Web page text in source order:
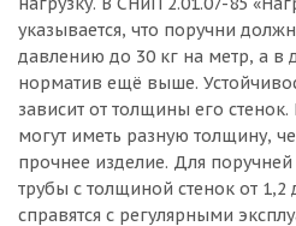
указывается, что поручни
давлению до 30 кг на метр, а в
норматив ещё выше.
зависит от толщины его
могут иметь разную толщину,
прочнее изделие. Для
трубы с толщиной стенок от
справятся с регулярными